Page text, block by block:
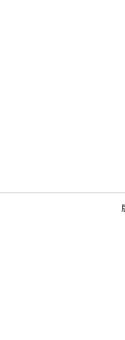
础。您的意见是我们服务更加